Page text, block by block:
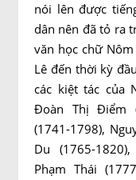
nói lên được
dân nên đã tỏ ra
văn học chữ
Lê đến thời kỳ
các kiệt tác của
Đoàn Thị Điểm
(1741-1798),
Du (1765-
Phạm Thái